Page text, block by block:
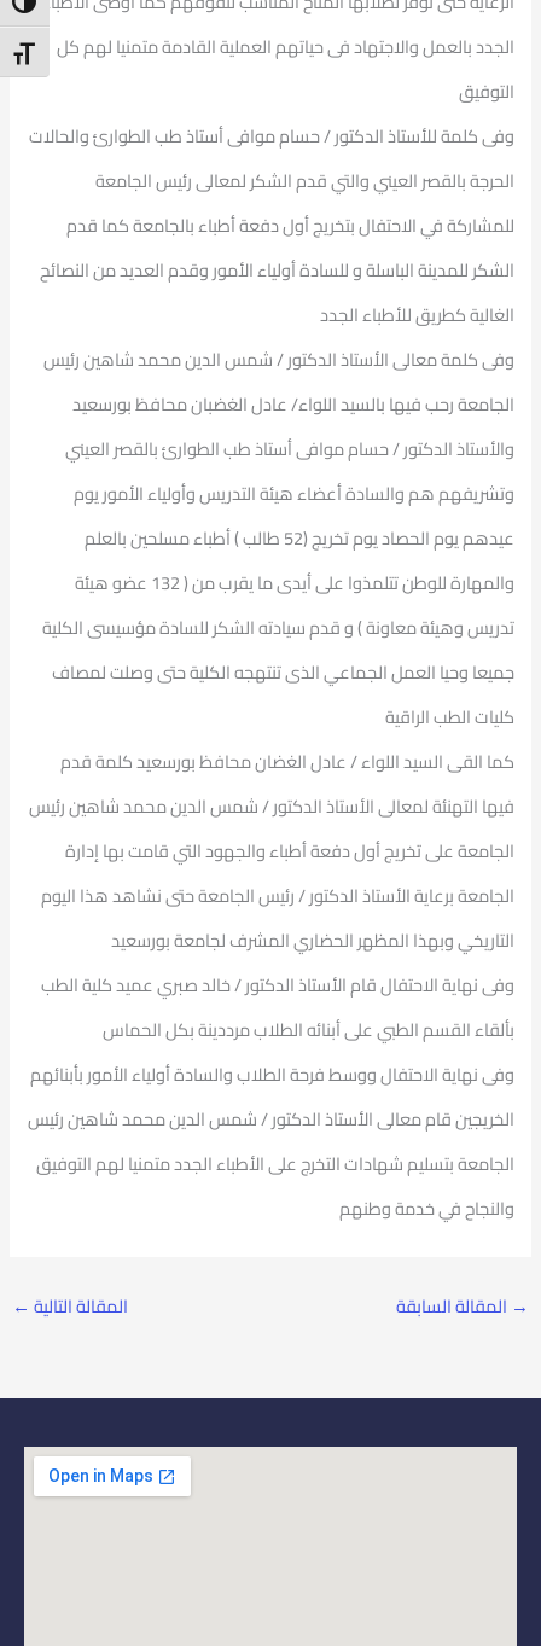
الجدد بالعمل والاجتهاد فى حياتهم العملية القادمة متمنيا لهم كل
التوفيق
وفى كلمة للأستاذ الدكتور / حسام موافى أستاذ طب الطوارئ والحالات
الحرجة بالقصر العيني والتي قدم الشكر لمعالى رئيس الجامعة
للمشاركة في الاحتفال بتخريج أول دفعة أطباء بالجامعة كما قدم
الشكر للمدينة الباسلة و للسادة أولياء الأمور وقدم العديد من النصائح
الغالية كطريق للأطباء الجدد
وفى كلمة معالى الأستاذ الدكتور / شمس الدين محمد شاهين رئيس
الجامعة رحب فيها بالسيد اللواء/ عادل الغضبان محافظ بورسعيد
والأستاذ الدكتور / حسام موافى أستاذ طب الطوارئ بالقصر العيني
وتشريفهم هم والسادة أعضاء هيئة التدريس وأولياء الأمور يوم
عيدهم يوم الحصاد يوم تخريج (52 طالب ) أطباء مسلحين بالعلم
والمهارة للوطن تتلمذوا على أيدى ما يقرب من ( 132 عضو هيئة
تدريس وهيئة معاونة ) و قدم سيادته الشكر للسادة مؤسيسى الكلية
جميعا وحيا العمل الجماعي الذى تنتهجه الكلية حتى وصلت لمصاف
كليات الطب الراقية
كما القى السيد اللواء / عادل الغضان محافظ بورسعيد كلمة قدم
فيها التهنئة لمعالى الأستاذ الدكتور / شمس الدين محمد شاهين رئيس
الجامعة على تخريج أول دفعة أطباء والجهود التي قامت بها إدارة
الجامعة برعاية الأستاذ الدكتور / رئيس الجامعة حتى نشاهد هذا اليوم
التاريخي وبهذا المظهر الحضاري المشرف لجامعة بورسعيد
وفى نهاية الاحتفال قام الأستاذ الدكتور / خالد صبري عميد كلية الطب
بألقاء القسم الطبي على أبنائه الطلاب مرددينة بكل الحماس
وفى نهاية الاحتفال ووسط فرحة الطلاب والسادة أولياء الأمور بأبنائهم
الخريجين قام معالى الأستاذ الدكتور / شمس الدين محمد شاهين رئيس
الجامعة بتسليم شهادات التخرج على الأطباء الجدد متمنيا لهم التوفيق
والنجاح في خدمة وطنهم
→ المقالة السابقة المقالة التالية ←